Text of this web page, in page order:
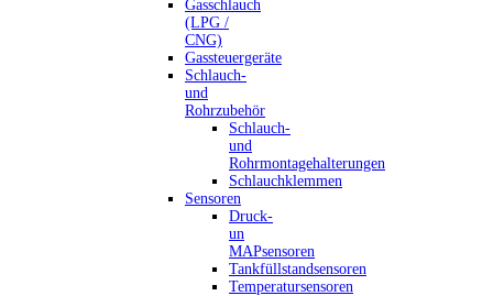
Gasschlauch
(LPG /
CNG)
Gassteuergeräte
Schlauch-
und
Rohrzubehör
Schlauch-
und
Rohrmontagehalterungen
Schlauchklemmen
Sensoren
Druck-
un
MAPsensoren
Tankfüllstandsensoren
Temperatursensoren